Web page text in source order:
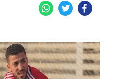
Facebook
Twitter